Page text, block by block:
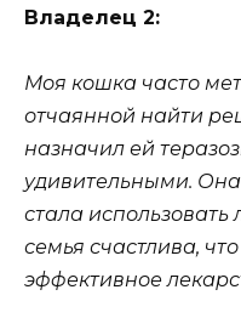
Владелец 2:
Моя кошка часто
отчаянной найти
назначил ей
удивительными.
стала
семья счастлива,
эффективное